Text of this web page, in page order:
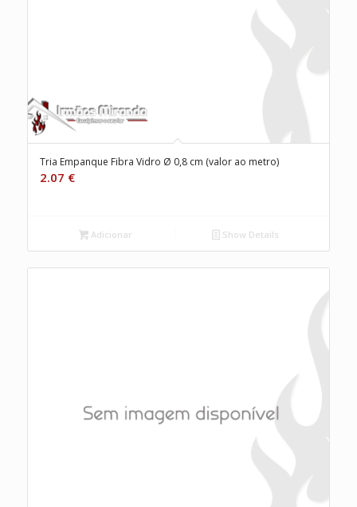
Tria Empanque Fibra Vidro Ø 0,8 cm (valor ao metro)
2.07 €
Adicionar Show Details